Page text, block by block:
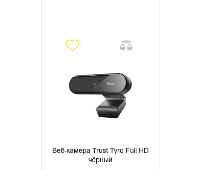
Веб-камера Trust Tyro Full HD
чёрный
УТОЧНИТЬ НАЛИЧИЕ